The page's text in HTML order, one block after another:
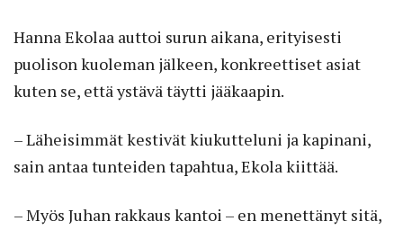
Hanna Ekolaa auttoi surun aikana, erityisesti
puolison kuoleman jälkeen, konkreettiset asiat
kuten se, että ystävä täytti jääkaapin.
– Läheisimmät kestivät kiukutteluni ja kapinani,
sain antaa tunteiden tapahtua, Ekola kiittää.
– Myös Juhan rakkaus kantoi – en menettänyt sitä,